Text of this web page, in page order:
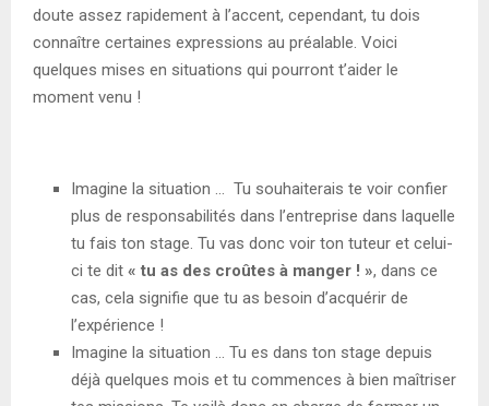
doute assez rapidement à l’accent, cependant, tu dois
connaître certaines expressions au préalable. Voici
quelques mises en situations qui pourront t’aider le
moment venu !
Imagine la situation … Tu souhaiterais te voir confier
plus de responsabilités dans l’entreprise dans laquelle
tu fais ton stage. Tu vas donc voir ton tuteur et celui-
ci te dit « tu as des croûtes à manger ! », dans ce
cas, cela signifie que tu as besoin d’acquérir de
l’expérience !
Imagine la situation … Tu es dans ton stage depuis
déjà quelques mois et tu commences à bien maîtriser